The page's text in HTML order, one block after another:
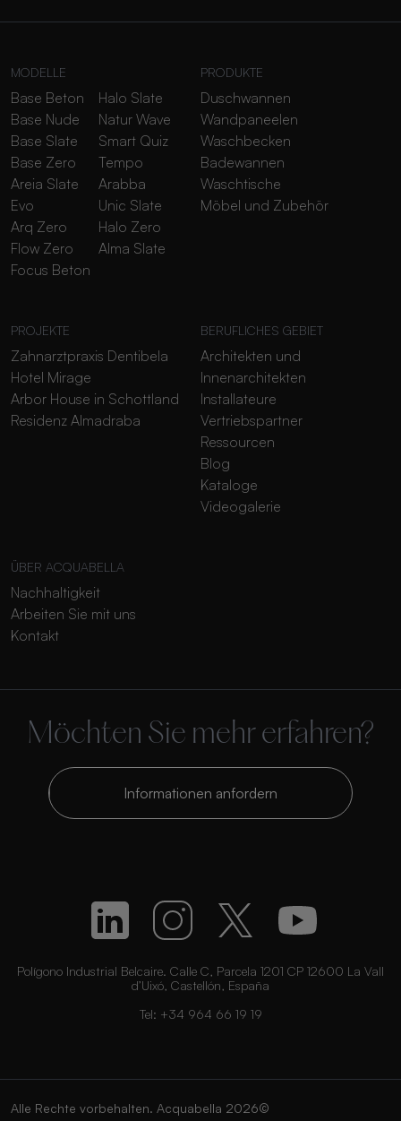
MODELLE
Base Beton
Base Nude
Base Slate
Base Zero
Areia Slate
Evo
Arq Zero
Flow Zero
Focus Beton
Halo Slate
Natur Wave
Smart Quiz
Tempo
Arabba
Unic Slate
Halo Zero
Alma Slate
PRODUKTE
Duschwannen
Wandpaneelen
Waschbecken
Badewannen
Waschtische
Möbel und Zubehör
PROJEKTE
Zahnarztpraxis Dentibela
Hotel Mirage
Arbor House in Schottland
Residenz Almadraba
BERUFLICHES GEBIET
Architekten und
Innenarchitekten
Installateure
Vertriebspartner
Ressourcen
Blog
Kataloge
Videogalerie
ÜBER ACQUABELLA
Nachhaltigkeit
Arbeiten Sie mit uns
Kontakt
Möchten Sie mehr erfahren?
Informationen anfordern
Polígono Industrial Belcaire. Calle C, Parcela 1201 CP 12600 La Vall
d’Uixó, Castellón, España
Tel: +34 964 66 19 19
Alle Rechte vorbehalten. Acquabella 2026©